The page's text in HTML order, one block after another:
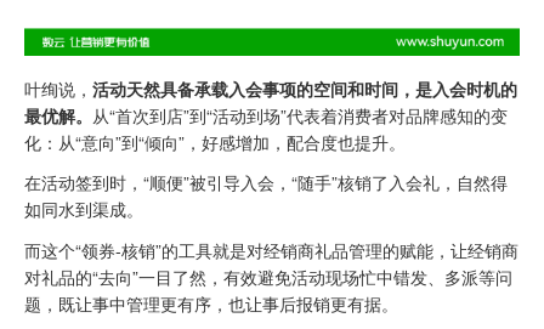
叶绚说， 活动天然具备承载入会事项的空间和时间，是入会时机的
最优解。 从“首次到店”到“活动到场”代表着消费者对品牌感知的变
化：从“意向”到“倾向”，好感增加，配合度也提升。
在活动签到时，“顺便”被引导入会，“随手”核销了入会礼，自然得
如同水到渠成。
而这个“领券-核销”的工具就是对经销商礼品管理的赋能，让经销商
对礼品的“去向”一目了然，有效避免活动现场忙中错发、多派等问
题，既让事中管理更有序，也让事后报销更有据。